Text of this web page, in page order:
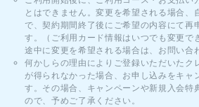
とはできません。変更を希望される場合、
で、契約期間終了後にご希望の内容にて再
す。（ご利用カード情報はいつでも変更で
途中に変更を希望される場合は、お問い合
何かしらの理由によりご登録いただいたク
が得られなかった場合、お申し込みをキャ
す。その場合、キャンペーンや新規入会特
ので、予めご了承ください。